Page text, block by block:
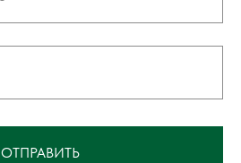
ОТПРАВИТЬ